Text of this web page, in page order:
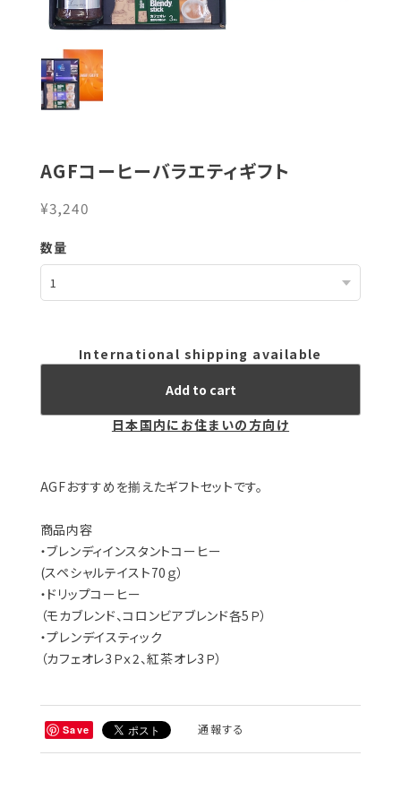
AGFコーヒーバラエティギフト
¥3,240
数量
International shipping available
Add to cart
日本国内にお住まいの方向け
AGFおすすめを揃えたギフトセットです。
商品内容
・ブレンディインスタントコーヒー
(スペシャルテイスト70ｇ）
・ドリップコーヒー
（モカブレンド、コロンビアブレンド各5Ｐ）
・プレンデイスティック
（カフェオレ3Ｐｘ2、紅茶オレ3Ｐ）
Save 通報する